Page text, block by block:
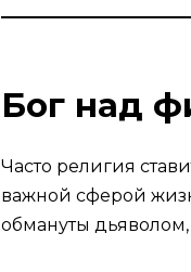
Бог над
Часто религия
важной сферой
обмануты дьяволом,